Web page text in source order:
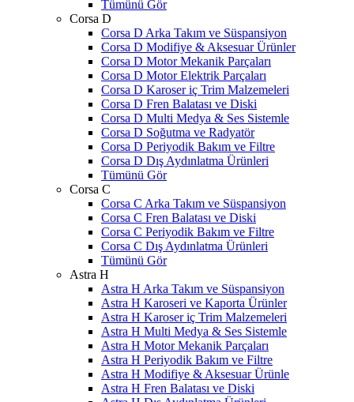
Tümünü Gör
Corsa D
Corsa D Arka Takım ve Süspansiyon
Corsa D Modifiye & Aksesuar Ürünler
Corsa D Motor Mekanik Parçaları
Corsa D Motor Elektrik Parçaları
Corsa D Karoser iç Trim Malzemeleri
Corsa D Fren Balatası ve Diski
Corsa D Multi Medya & Ses Sistemle
Corsa D Soğutma ve Radyatör
Corsa D Periyodik Bakım ve Filtre
Corsa D Dış Aydınlatma Ürünleri
Tümünü Gör
Corsa C
Corsa C Arka Takım ve Süspansiyon
Corsa C Fren Balatası ve Diski
Corsa C Periyodik Bakım ve Filtre
Corsa C Dış Aydınlatma Ürünleri
Tümünü Gör
Astra H
Astra H Arka Takım ve Süspansiyon
Astra H Karoseri ve Kaporta Ürünler
Astra H Karoser iç Trim Malzemeleri
Astra H Multi Medya & Ses Sistemle
Astra H Motor Mekanik Parçaları
Astra H Periyodik Bakım ve Filtre
Astra H Modifiye & Aksesuar Ürünle
Astra H Fren Balatası ve Diski